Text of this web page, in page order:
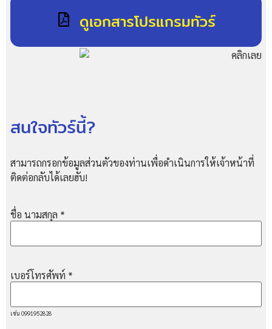
ดูเอกสารโปรแกรมทัวร์
สนใจทัวร์นี้?
สามารถกรอกข้อมูลส่วนตัวของท่านเพื่อดำเนินการให้เจ้าหน้าที่
ติดต่อกลับได้เลยฮับ!
ชื่อ นามสกุล *
เบอร์โทรศัพท์ *
เช่น 0991952828